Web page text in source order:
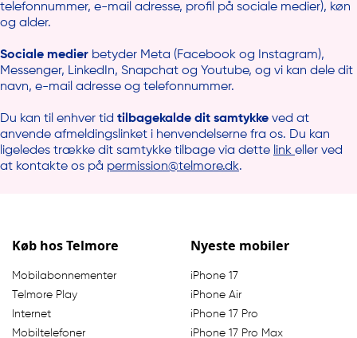
telefonnummer, e-mail adresse, profil på sociale medier), køn
og alder.
Sociale medier betyder Meta (Facebook og Instagram),
Messenger, LinkedIn, Snapchat og Youtube, og vi kan dele dit
navn, e-mail adresse og telefonnummer.
Du kan til enhver tid tilbagekalde dit samtykke ved at
anvende afmeldingslinket i henvendelserne fra os. Du kan
ligeledes trække dit samtykke tilbage via dette link eller ved
at kontakte os på permission@telmore.dk.
Køb hos Telmore
Mobilabonnementer
Telmore Play
Internet
Mobiltelefoner
Nyeste mobiler
iPhone 17
iPhone Air
iPhone 17 Pro
iPhone 17 Pro Max